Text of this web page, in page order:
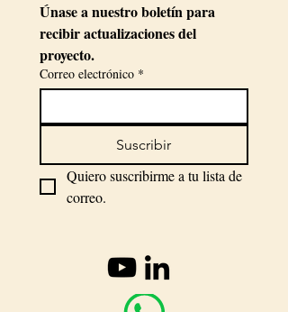
Únase a nuestro boletín para
recibir actualizaciones del
proyecto.
Correo electrónico *
Suscribir
Quiero suscribirme a tu lista de
correo.